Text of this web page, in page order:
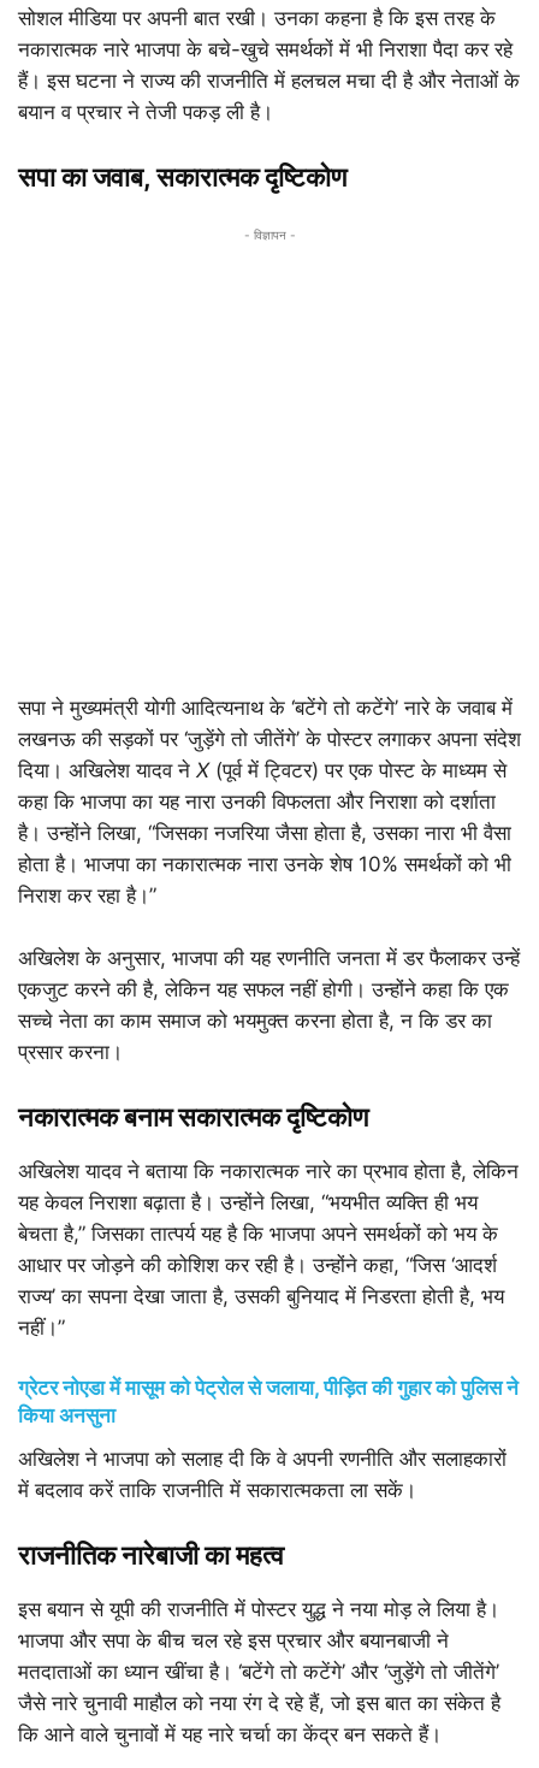
सोशल मीडिया पर अपनी बात रखी। उनका कहना है कि इस तरह के
नकारात्मक नारे भाजपा के बचे-खुचे समर्थकों में भी निराशा पैदा कर रहे
हैं। इस घटना ने राज्य की राजनीति में हलचल मचा दी है और नेताओं के
बयान व प्रचार ने तेजी पकड़ ली है।
सपा का जवाब, सकारात्मक दृष्टिकोण
- विज्ञापन -
सपा ने मुख्यमंत्री योगी आदित्यनाथ के ‘बटेंगे तो कटेंगे’ नारे के जवाब में
लखनऊ की सड़कों पर ‘जुड़ेंगे तो जीतेंगे’ के पोस्टर लगाकर अपना संदेश
दिया। अखिलेश यादव ने X(पूर्व में ट्विटर) पर एक पोस्ट के माध्यम से
कहा कि भाजपा का यह नारा उनकी विफलता और निराशा को दर्शाता
है। उन्होंने लिखा, “जिसका नजरिया जैसा होता है, उसका नारा भी वैसा
होता है। भाजपा का नकारात्मक नारा उनके शेष 10% समर्थकों को भी
निराश कर रहा है।”
अखिलेश के अनुसार, भाजपा की यह रणनीति जनता में डर फैलाकर उन्हें
एकजुट करने की है, लेकिन यह सफल नहीं होगी। उन्होंने कहा कि एक
सच्चे नेता का काम समाज को भयमुक्त करना होता है, न कि डर का
प्रसार करना।
नकारात्मक बनाम सकारात्मक दृष्टिकोण
अखिलेश यादव ने बताया कि नकारात्मक नारे का प्रभाव होता है, लेकिन
यह केवल निराशा बढ़ाता है। उन्होंने लिखा, “भयभीत व्यक्ति ही भय
बेचता है,” जिसका तात्पर्य यह है कि भाजपा अपने समर्थकों को भय के
आधार पर जोड़ने की कोशिश कर रही है। उन्होंने कहा, “जिस ‘आदर्श
राज्य’ का सपना देखा जाता है, उसकी बुनियाद में निडरता होती है, भय
नहीं।”
ग्रेटर नोएडा में मासूम को पेट्रोल से जलाया, पीड़ित की गुहार को पुलिस ने
किया अनसुना
अखिलेश ने भाजपा को सलाह दी कि वे अपनी रणनीति और सलाहकारों
में बदलाव करें ताकि राजनीति में सकारात्मकता ला सकें।
राजनीतिक नारेबाजी का महत्व
इस बयान से यूपी की राजनीति में पोस्टर युद्ध ने नया मोड़ ले लिया है।
भाजपा और सपा के बीच चल रहे इस प्रचार और बयानबाजी ने
मतदाताओं का ध्यान खींचा है। ‘बटेंगे तो कटेंगे’ और ‘जुड़ेंगे तो जीतेंगे’
जैसे नारे चुनावी माहौल को नया रंग दे रहे हैं, जो इस बात का संकेत है
कि आने वाले चुनावों में यह नारे चर्चा का केंद्र बन सकते हैं।